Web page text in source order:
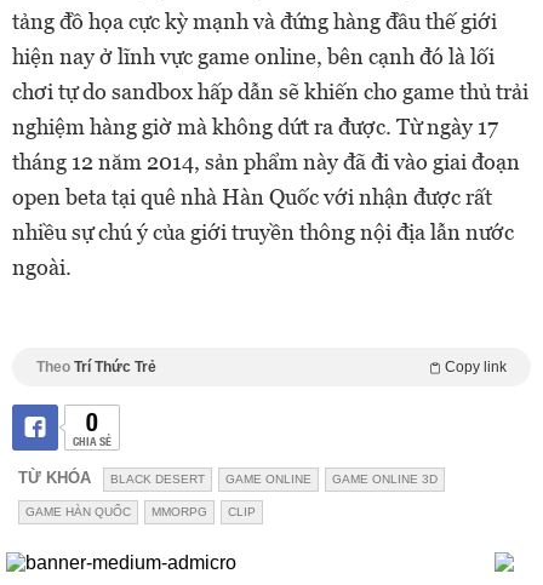
tảng đồ họa cực kỳ mạnh và đứng hàng đầu thế giới
hiện nay ở lĩnh vực game online, bên cạnh đó là lối
chơi tự do sandbox hấp dẫn sẽ khiến cho game thủ trải
nghiệm hàng giờ mà không dứt ra được. Từ ngày 17
tháng 12 năm 2014, sản phẩm này đã đi vào giai đoạn
open beta tại quê nhà Hàn Quốc với nhận được rất
nhiều sự chú ý của giới truyền thông nội địa lẫn nước
ngoài.
Theo Trí Thức Trẻ Copy link
0
CHIA SẺ
TỪ KHÓA BLACK DESERT GAME ONLINE GAME ONLINE 3D
GAME HÀN QUỐC MMORPG CLIP